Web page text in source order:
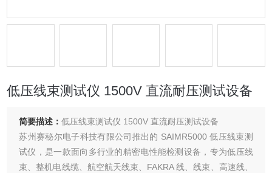
低压线束测试仪 1500V 直流耐压测试设备
简要描述：低压线束测试仪 1500V 直流耐压测试设备
苏州赛秘尔电子科技有限公司推出的 SAIMR5000 低压线束测
试仪，是一款面向多行业的精密电性能检测设备，专为低压线
束、整机电线缆、航空航天线束、FAKRA 线、线束、高速线、